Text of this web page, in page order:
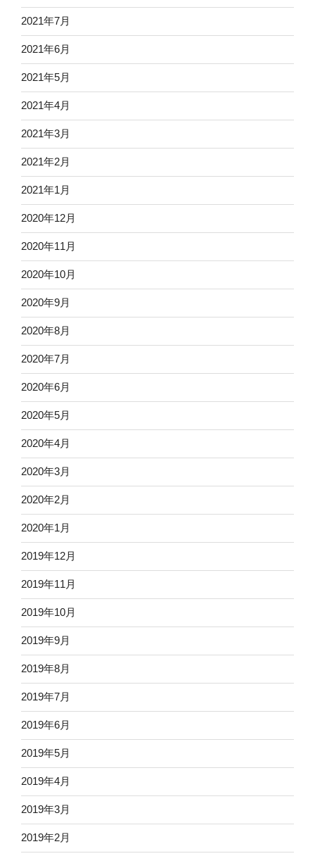
2021年7月
2021年6月
2021年5月
2021年4月
2021年3月
2021年2月
2021年1月
2020年12月
2020年11月
2020年10月
2020年9月
2020年8月
2020年7月
2020年6月
2020年5月
2020年4月
2020年3月
2020年2月
2020年1月
2019年12月
2019年11月
2019年10月
2019年9月
2019年8月
2019年7月
2019年6月
2019年5月
2019年4月
2019年3月
2019年2月